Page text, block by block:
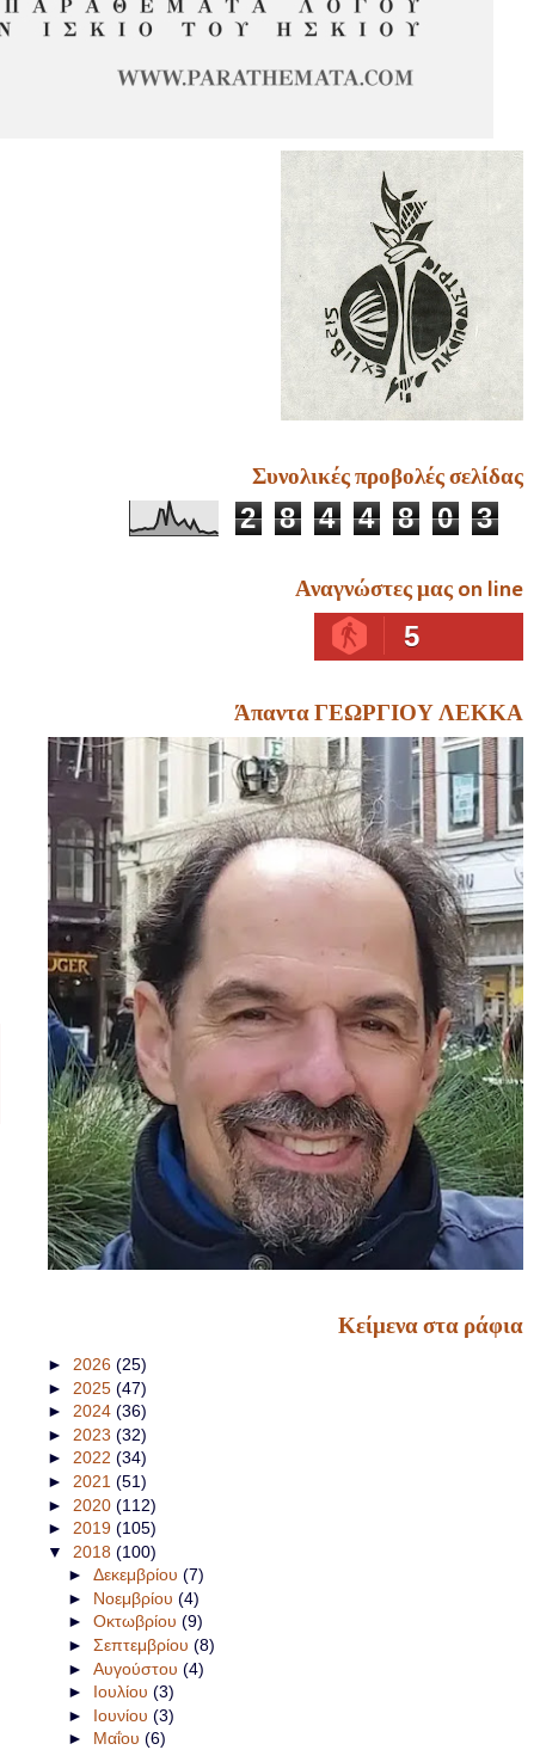
Συνολικές προβολές σελίδας
2 8 4 4 8 0 3
Αναγνώστες μας on line
5
Άπαντα ΓΕΩΡΓΙΟΥ ΛΕΚΚΑ
Κείμενα στα ράφια
► 2026 (25)
► 2025 (47)
► 2024 (36)
► 2023 (32)
► 2022 (34)
► 2021 (51)
► 2020 (112)
► 2019 (105)
▼ 2018 (100)
► Δεκεμβρίου (7)
► Νοεμβρίου (4)
► Οκτωβρίου (9)
► Σεπτεμβρίου (8)
► Αυγούστου (4)
► Ιουλίου (3)
► Ιουνίου (3)
► Μαΐου (6)